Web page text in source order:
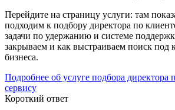
Перейдите на страницу услуги: там
подходим к подбору директора по
задачи по удержанию и системе
закрываем и как выстраиваем поиск под
бизнеса.
Подробнее об услуге подбора директора
сервису
Короткий ответ